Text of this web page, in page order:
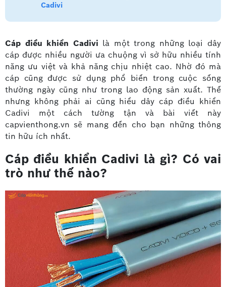
Cadivi
Cáp điều khiển Cadivi là một trong những loại dây
cáp được nhiều người ưa chuộng vì sở hữu nhiều tính
năng ưu việt và khả năng chịu nhiệt cao. Nhờ đó mà
cáp cũng được sử dụng phổ biến trong cuộc sống
thường ngày cũng như trong lao động sản xuất. Thế
nhưng không phải ai cũng hiểu dây cáp điều khiển
Cadivi một cách tường tận và bài viết này
capvienthong.vn sẽ mang đến cho bạn những thông
tin hữu ích nhất.
Cáp điều khiển Cadivi là gì? Có vai
trò như thế nào?